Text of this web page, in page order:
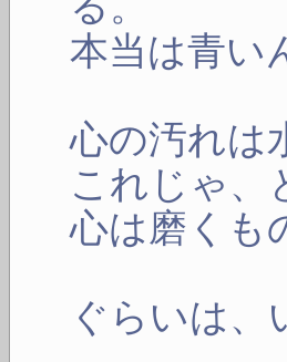
本当は青い
心の汚れは
これじゃ、
心は磨くも
ぐらいは